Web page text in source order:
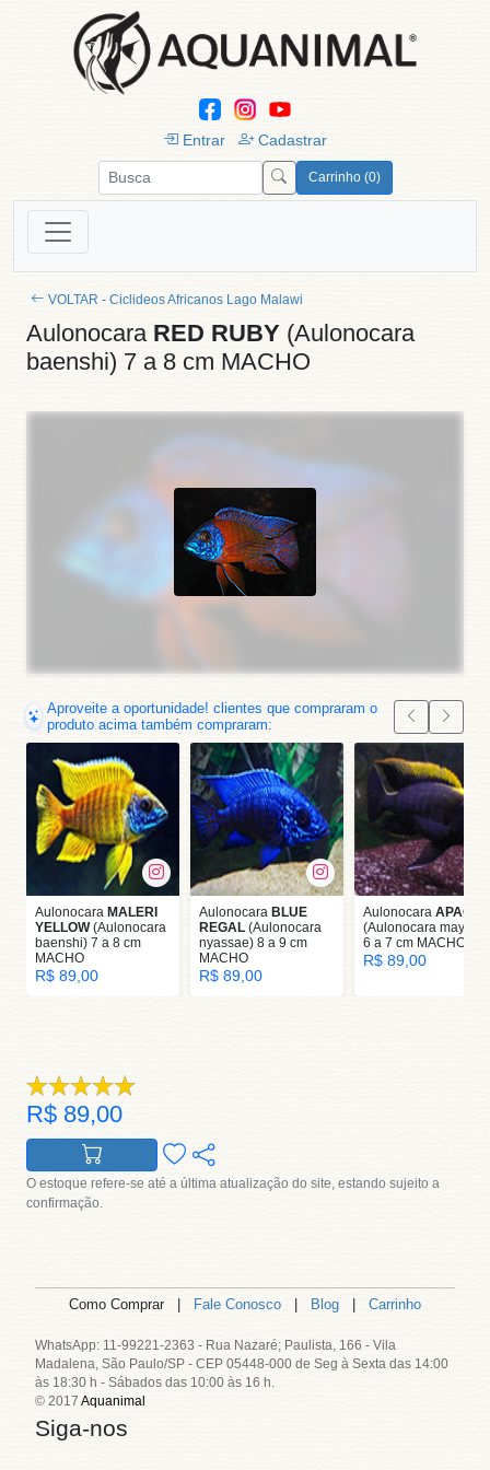
Entrar Cadastrar
Carrinho (0)
VOLTAR - Ciclideos Africanos Lago Malawi
Aulonocara RED RUBY (Aulonocara
baenshi) 7 a 8 cm MACHO
Aproveite a oportunidade! clientes que compraram o
produto acima também compraram:
Aulonocara MALERI
YELLOW(Aulonocara
baenshi) 7 a 8 cm
MACHO
R$ 89,00
Aulonocara BLUE
REGAL (Aulonocara
nyassae) 8 a 9 cm
MACHO
R$ 89,00
Aulonocara APACHE
(Aulonocara
6 a 7 cm MACHO
R$ 89,00
R$ 89,00
O estoque refere-se até a última atualização do site, estando sujeito a
confirmação.
Como Comprar | Fale Conosco | Blog | Carrinho
WhatsApp: 11-99221-2363 - Rua Nazaré; Paulista, 166 - Vila
Madalena, São Paulo/SP - CEP 05448-000 de Seg à Sexta das 14:00
às 18:30 h - Sábados das 10:00 às 16 h.
© 2017 Aquanimal
Siga-nos